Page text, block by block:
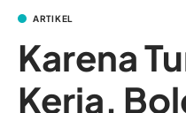
ARTIKEL
Karena
Kerja,